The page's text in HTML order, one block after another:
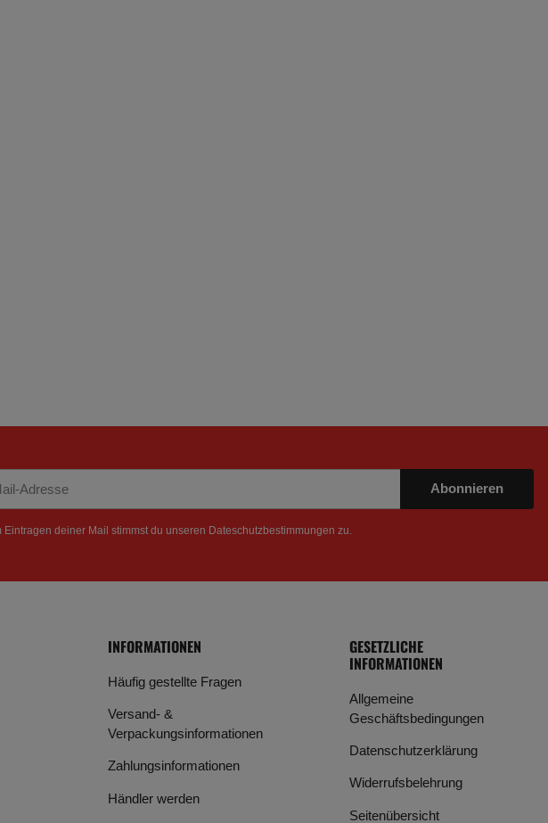
Abonnieren
Eintragen deiner Mail stimmst du unseren Dateschutzbestimmungen zu.
INFORMATIONEN
Häufig gestellte Fragen
Versand- &
Verpackungsinformationen
Zahlungsinformationen
Händler werden
GESETZLICHE
INFORMATIONEN
Allgemeine
Geschäftsbedingungen
Datenschutzerklärung
Widerrufsbelehrung
Seitenübersicht